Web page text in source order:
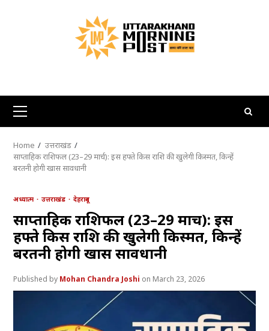
Primary
Menu
Home
उत्तराखंड
साप्ताहिक राशिफल (23–29 मार्च): इस हफ्ते किस राशि की खुलेगी किस्मत, किन्हें
बरतनी होगी खास सावधानी
अध्यात्म उत्तराखंड देहरादून
साप्ताहिक राशिफल (23–29 मार्च): इस
हफ्ते किस राशि की खुलेगी किस्मत, किन्हें
बरतनी होगी खास सावधानी
Mohan Chandra Joshi March 23, 2026